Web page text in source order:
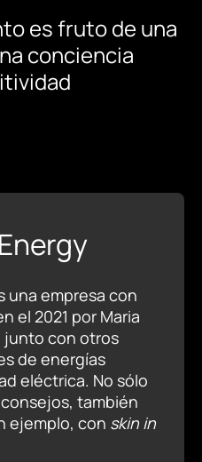
esfrutode una
conciencia
una empresa con
el 2021 por Maria
junto con otros
de energías
eléctrica. No sólo
también
ejemplo, con skin in